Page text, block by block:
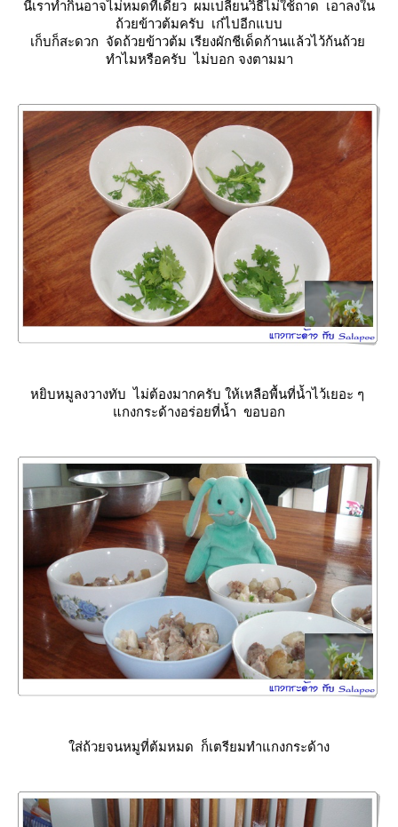
นี่เราทำกินอาจไม่หมดทีเดียว ผมเปลี่ยนวิธีไม่ใช้ถาด เอาลงใน
ถ้วยข้าวต้มครับ เก๋ไปอีกแบบ
เก็บก็สะดวก จัดถ้วยข้าวต้ม เรียงผักชีเด็ดก้านแล้วไว้ก้นถ้ว
ทำไมหรือครับ ไม่บอก จงตามมา
หยิบหมูลงวางทับ ไม่ต้องมากครับ ให้เหลือพื้นที่น้ำไว้เยอะ ๆ
กงกระด้างอร่อยที่น้ำ ขอบอก
ส่ถ้วยจนหมูที่ต้มหมด ก็เตรียมทำแกงกระด้าง